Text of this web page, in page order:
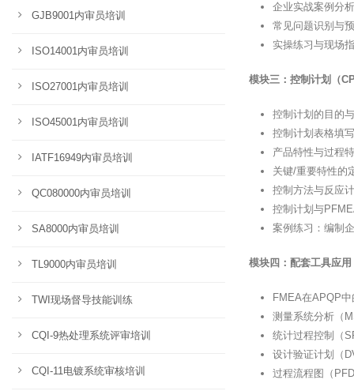
企业实战案例分
常见问题识别与
实操练习与现场
模块三：控制计划（
控制计划的目的
控制计划表格填
产品特性与过程
关键/重要特性的
控制方法与反应
控制计划与
案例练习：编制
模块四：配套工具应
FMEA在APQP
测量系统分析（
统计过程控制（
设计验证计划（
过程流程图（
GJB9001内审员培训
ISO14001内审员培训
ISO27001内审员培训
ISO45001内审员培训
IATF16949内审员培训
QC080000内审员培训
SA8000内审员培训
TL9000内审员培训
TWI现场督导技能训练
CQI-9热处理系统评审培训
CQI-11电镀系统审核培训